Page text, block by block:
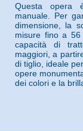
Questa opera
manuale. Per
dimensione, la
misure fino a
capacità di
maggiori, a
di tiglio, ideale
opere
dei colori e la